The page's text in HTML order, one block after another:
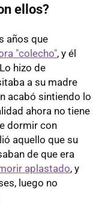
ellos?
años que
"colecho", y él
hizo de
a su madre
acabó sintiendo lo
ahora no tiene
dormir con
aquello que su
de que era
aplastado, y
luego no